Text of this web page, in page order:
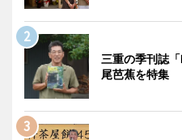
三重の季刊誌
尾芭蕉を特集